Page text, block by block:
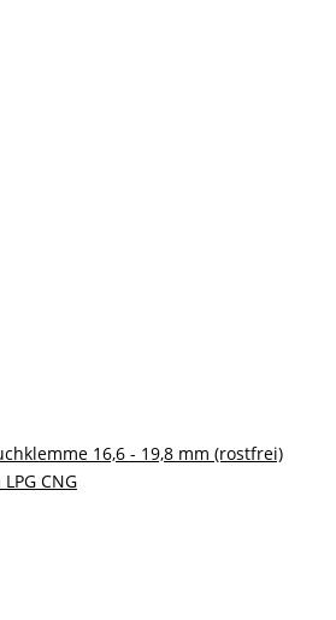
16,6 - 19,8 mm (rostfrei)